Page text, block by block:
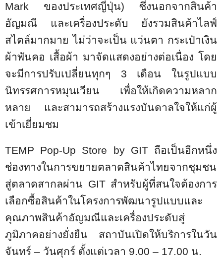
Mark ของประเทศญี่ปุ่น) ซึ่งนอกจากสินค้า
อัญมณี และเครื่องประดับ ยังรวมสินค้าไลฟ์
สไตล์มากมาย ไม่ว่าจะเป็น แว่นตา กระเป๋าเงิน
ผ้าพันคอ เสื้อผ้า มาจัดแสดงอย่างต่อเนื่อง โดย
จะมีการปรับเปลี่ยนทุกๆ 3 เดือน ในรูปแบบ
นิทรรศการหมุนเวียน เพื่อให้เกิดความหลาก
หลาย และสามารถสร้างแรงบันดาลใจให้แก่ผู้
เข้าเยี่ยมชม
TEMP Pop-Up Store by GIT ถือเป็นอีกหนึ่ง
ช่องทางในการขยายตลาดสินค้าไทยจากชุมชน
สู่ตลาดสากลผ่าน GITสำหรับผู้ที่สนใจต้องการ
เลือกซื้อสินค้าในโครงการพัฒนารูปแบบและ
คุณภาพสินค้าอัญมณีและเครื่องประดับสู่
ภูมิภาคอย่างยั่งยืน สถาบันเปิดให้บริการในวัน
จันทร์ – วันศุกร์ ตั้งแต่เวลา 9.00 – 17.00 น.